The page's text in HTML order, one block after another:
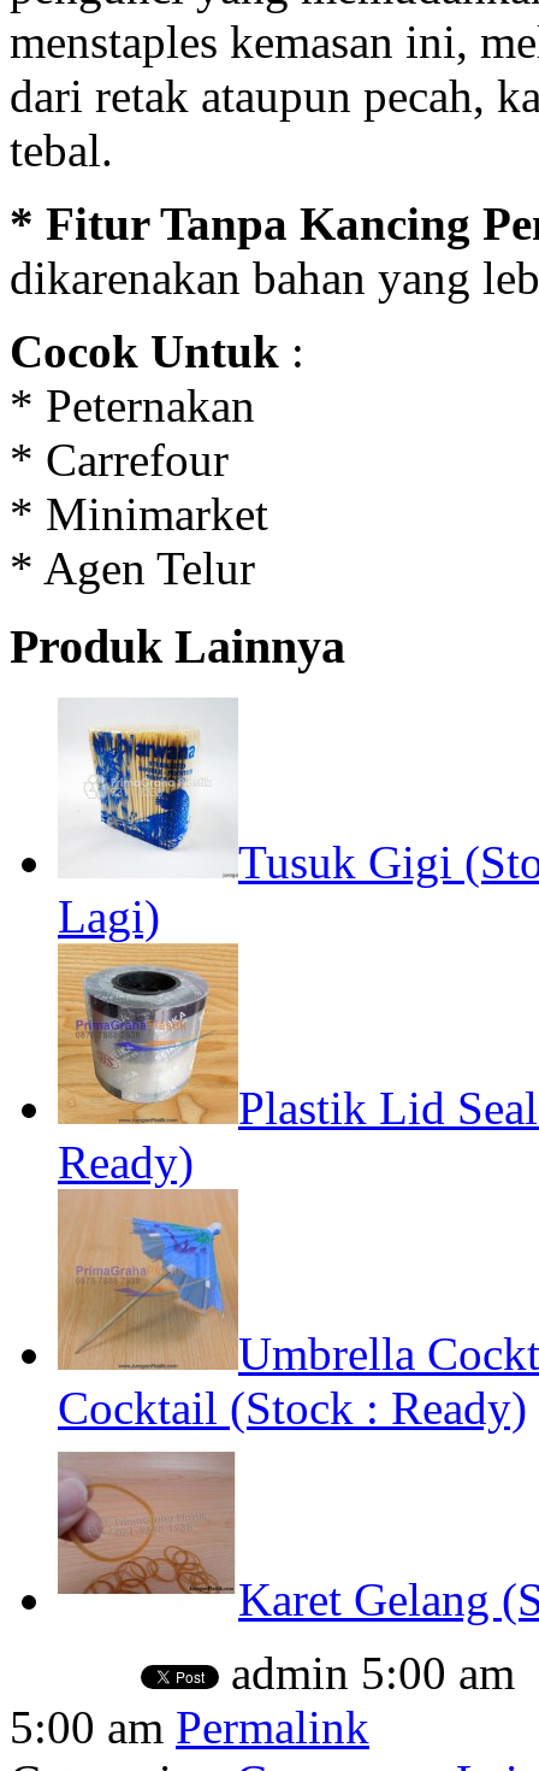
menstaples kemasan ini,
dari retak ataupun pecah,
tebal.
* Fitur Tanpa Kancing
dikarenakan bahan yang
Cocok Untuk :
* Peternakan
* Carrefour
* Minimarket
* Agen Telur
Produk Lainnya
Tusuk Gigi
Lagi)
Plastik Lid
Ready)
Umbrella
Cocktail (Stock : Ready)
Karet Gelang
admin 5:00 am
5:00 am Permalink